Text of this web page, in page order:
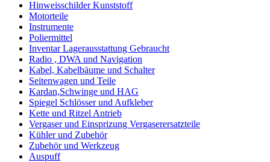
Hinweisschilder Kunststoff
Motorteile
Instrumente
Poliermittel
Inventar Lagerausstattung Gebraucht
Radio , DWA und Navigation
Kabel, Kabelbäume und Schalter
Seitenwagen und Teile
Kardan,Schwinge und HAG
Spiegel Schlösser und Aufkleber
Kette und Ritzel Antrieb
Vergaser und Einsprizung Vergaserersatzteile
Kühler und Zubehör
Zubehör und Werkzeug
Auspuff